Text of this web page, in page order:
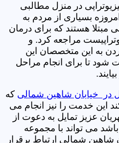
در منزل مطالبی
بسیاری از مردم به
مبتلا هستند که برای درمان
مراجعه کرد. و
به این متخصصان این
شود تا برای انجام مراحل
در خیابان شاهین شمالی که
این خدمت را نیز انجام می
عزیز تمایل به دعوت از
می تواند با مجموعه
شاهین شمالی ارتباط برقرار